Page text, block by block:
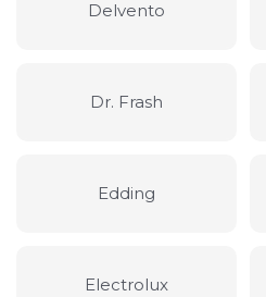
Delvento
Dr. Frash
Edding
Electrolux